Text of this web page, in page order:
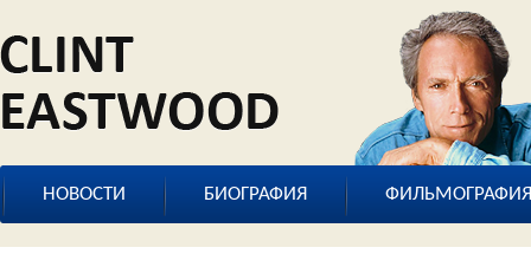
НОВОСТИ БИОГРАФИЯ ФИЛЬМОГРАФИЯ